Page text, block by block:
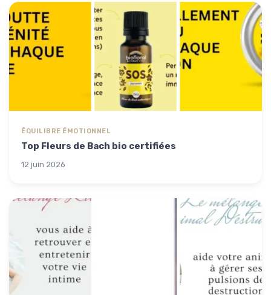
ÉQUILIBRE ÉMOTIONNEL
Top Fleurs de Bach bio certifiées
12 juin 2026